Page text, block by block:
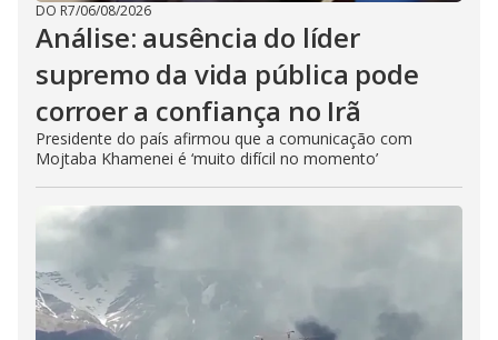
DO R7/06/08/2026
Análise: ausência do líder
supremo da vida pública pode
corroer a confiança no Irã
Presidente do país afirmou que a comunicação com
Mojtaba Khamenei é ‘muito difícil no momento’